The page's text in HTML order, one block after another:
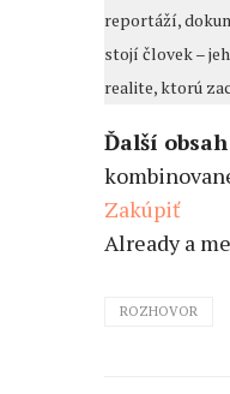
reportáží,
stojí človek –
realite, ktorú
Ďalší
Zakúpiť
Already a
ROZHOVOR